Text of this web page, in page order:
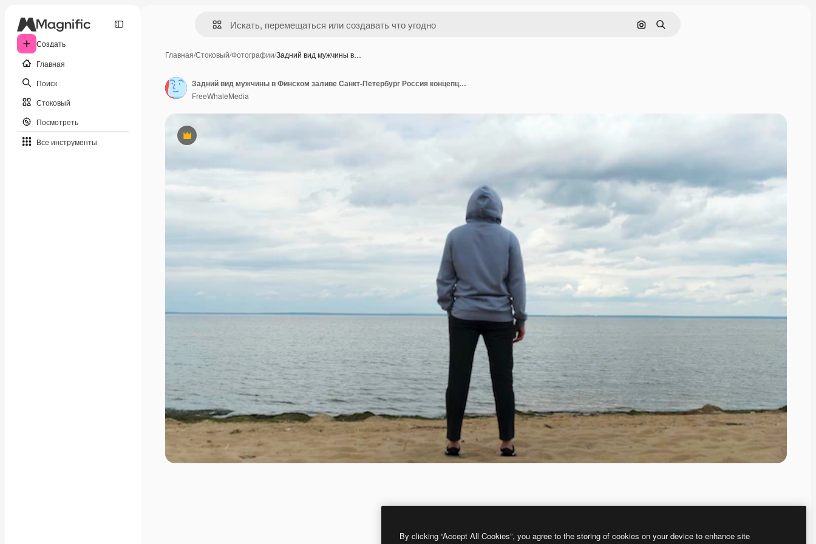
Создать
Главная
Поиск
Стоковый
Посмотреть
Все инструменты
Поиск по изображению
Поиск
Главная/Стоковый/Фотографии/Задний вид мужчины в…
Премиум
Задний вид мужчины в Финском заливе Санкт-Петербург Россия концепция задний вид мужчины в
FreeWhaleMedia
By clicking “Accept All Cookies”, you agree to the storing of cookies on your device to enhance site